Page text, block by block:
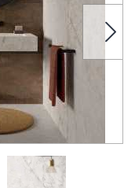
Taj Mahal Soft
Италии, что
и долговечность
прямо сейчас и
вместе с